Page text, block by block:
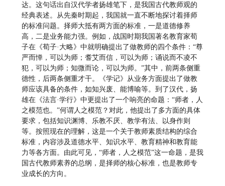
达。这句话出自汉代学者扬雄笔下，是我国古代教师观的
经典表述。从先秦时期起，我国就一直不断地探讨着择师
的标准问题。择师大抵有两方面的标准，一是道德修养
高，二是业务能力强。例如，战国时期我国著名教育家荀
子在《荀子·大略》中就明确提出了做教师的四个条件：“尊
严而惮，可以为师；耆艾而信，可以为师；诵说而不凌不
犯，可以为师；知微而论，可以为师。”其中，前两条侧重
德性，后两条侧重才干。《学记》从业务方面提出了做教
师应该具备的条件，如知兴废、能博喻等。到了汉代，扬
雄在《法言·学行》中更提出了一个响亮的命题：“师者，人
之模范也。”何谓人之模范？对此，他提出了多方面的具体
要求，包括知识渊博、乐教不厌、教学有法、以身作则
等。按照现在的理解，这是一个关于教师素质结构的综合
标准，内容涉及道德水平、知识水平、教育精神和教育能
力等各方面。由此可见，“师者，人之模范”这一命题，是我
国古代教师素养的总纲，是择师的核心标准，也是教师专
业成长的方向。